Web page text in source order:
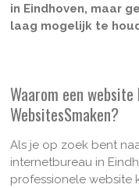
in Eindhoven, maar
laag mogelijk te
Waarom een
WebsitesSmaken?
Als je op zoek bent
internetbureau in
professionele website